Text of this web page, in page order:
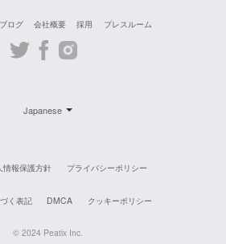
ブログ 会社概要 採用 プレスルーム
TwitterFacebookInstagram
Japanese
情報保護方針 プライバシーポリシー
く表記 DMCA クッキーポリシー
© 2024 Peatix Inc.